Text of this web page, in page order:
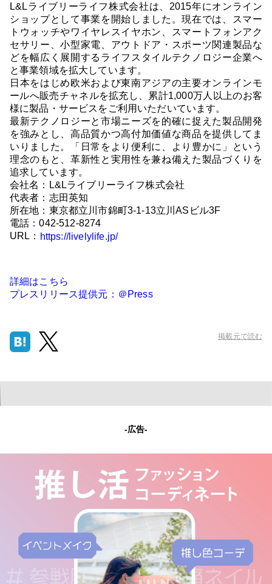
L&Lライブリーライフ株式会社は、2015年にオンライン
ショップとして事業を開始しました。現在では、スマー
トウォッチやワイヤレスイヤホン、スマートフォンアク
セサリー、小型家電、アウトドア・スポーツ関連製品な
どを幅広く展開するライフスタイルテクノロジー企業へ
と事業領域を拡大しています。
日本をはじめ欧米および東南アジアの主要オンラインモ
ールへ販売チャネルを拡充し、累計1,000万人以上のお客
様に製品・サービスをご利用いただいています。
最新テクノロジーと市場ニーズを的確に捉えた製品開発
を強みとし、高品質かつ高付加価値な商品を提供してま
いりました。「日常をより便利に、より豊かに」という
理念のもと、革新性と実用性を兼ね備えた製品づくりを
追求しています。
会社名：L&Lライブリーライフ株式会社
代表者：志田英知
所在地：東京都立川市錦町3-1-13立川ASビル3F
電話：042-512-8274
URL： https://livelylife.jp/
詳細はこちら
プレスリリース提供元：＠Press
掲載元で読む
-広告-